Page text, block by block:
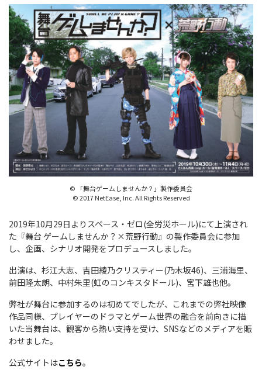
© 「舞台ゲームしませんか？」製作委員会
© 2017 NetEase, Inc. All Rights Reserved
2019年10月29日よりスペース・ゼロ(全労災ホール)にて上演され
た『舞台 ゲームしませんか？×荒野行動』の製作委員会に参加
し、企画、シナリオ開発をプロデュースしました。
出演は、杉江大志、吉田綾乃クリスティー(乃木坂46)、三浦海里、
前田隆太朗、中村朱里(虹のコンキスタドール)、宮下雄也他。
弊社が舞台に参加するのは初めてでしたが、これまでの弊社映像
作品同様、プレイヤーのドラマとゲーム世界の融合を前向きに描
いた当舞台は、観客から熱い支持を受け、SNSなどのメディアを賑
わせました。
公式サイトはこちら。